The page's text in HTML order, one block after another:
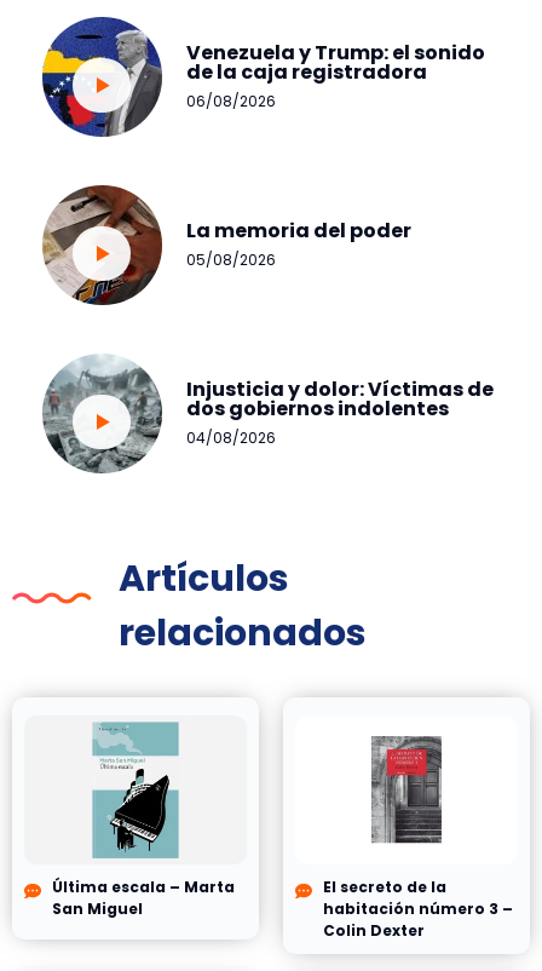
Venezuela y Trump: el sonido
de la caja registradora
06/08/2026
La memoria del poder
05/08/2026
Injusticia y dolor: Víctimas de
dos gobiernos indolentes
04/08/2026
Artículos
relacionados
Última escala – Marta
San Miguel
El secreto de la
habitación número 3 –
Colin Dexter